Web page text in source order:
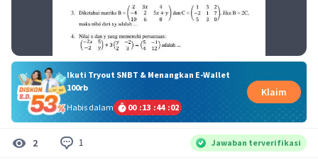
Ikuti Tryout SNBT & Menangkan E-Wallet
100rb
Habis dalam
00 :13 :44 :02
Klaim
2 1 Jawaban terverifikasi